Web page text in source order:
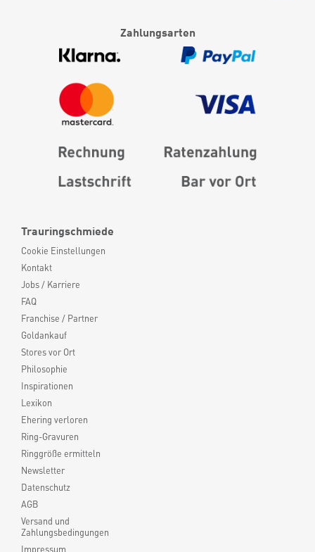
Trauringschmiede
Cookie Einstellungen
Kontakt
Jobs / Karriere
FAQ
Franchise / Partner
Goldankauf
Stores vor Ort
Philosophie
Inspirationen
Lexikon
Ehering verloren
Ring-Gravuren
Ringgröße ermitteln
Newsletter
Datenschutz
AGB
Versand und
Zahlungsbedingungen
Impressum
Zahlungsarten